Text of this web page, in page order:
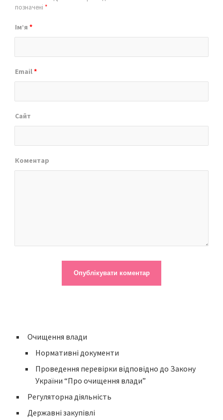
позначені *
Ім’я *
Email*
Сайт
Коментар
Очищення влади
Нормативні документи
Проведення перевірки відповідно до Закону
України “Про очищення влади”
Регуляторна діяльність
Державні закупівлі